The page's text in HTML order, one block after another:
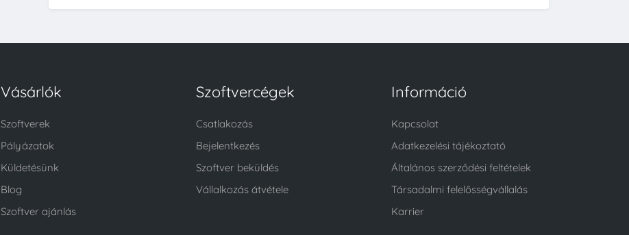
Vásárlók
Szoftverek
Pályázatok
Küldetésünk
Blog
Szoftver ajánlás
Szoftvercégek
Csatlakozás
Bejelentkezés
Szoftver beküldés
Vállalkozás átvétele
Információ
Kapcsolat
Adatkezelési tájékoztató
Általános szerződési feltételek
Társadalmi felelősségvállalás
Karrier